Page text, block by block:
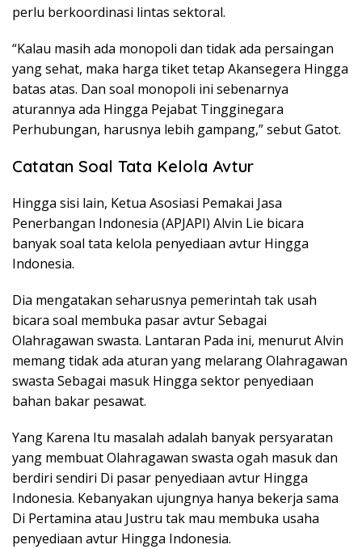
perlu berkoordinasi lintas sektoral.
“Kalau masih ada monopoli dan tidak ada persaingan
yang sehat, maka harga tiket tetap Akansegera Hingga
batas atas. Dan soal monopoli ini sebenarnya
aturannya ada Hingga Pejabat Tingginegara
Perhubungan, harusnya lebih gampang,” sebut Gatot.
Catatan Soal Tata Kelola Avtur
Hingga sisi lain, Ketua Asosiasi Pemakai Jasa
Penerbangan Indonesia (APJAPI) Alvin Lie bicara
banyak soal tata kelola penyediaan avtur Hingga
Indonesia.
Dia mengatakan seharusnya pemerintah tak usah
bicara soal membuka pasar avtur Sebagai
Olahragawan swasta. Lantaran Pada ini, menurut Alvin
memang tidak ada aturan yang melarang Olahragawan
swasta Sebagai masuk Hingga sektor penyediaan
bahan bakar pesawat.
Yang Karena Itu masalah adalah banyak persyaratan
yang membuat Olahragawan swasta ogah masuk dan
berdiri sendiri Di pasar penyediaan avtur Hingga
Indonesia. Kebanyakan ujungnya hanya bekerja sama
Di Pertamina atau Justru tak mau membuka usaha
penyediaan avtur Hingga Indonesia.